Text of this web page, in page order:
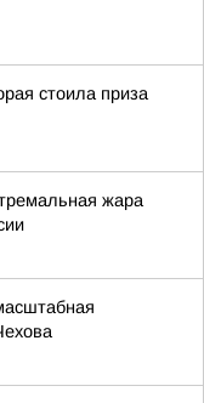
стоила приза
жара